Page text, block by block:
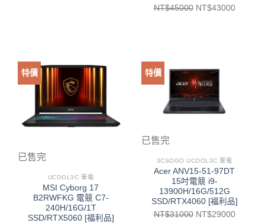
NT$45000 NT$43000
特價
已售完
UCOOL3C 筆電
MSI Cyborg 17
B2RWFKG 電競 C7-
240H/16G/1T
SSD/RTX5060 [福利品]
特價
已售完
3CSOGO UCOOL3C 筆電
Acer ANV15-51-97DT
15吋電競 i9-
13900H/16G/512G
SSD/RTX4060 [福利品]
NT$31000 NT$29000